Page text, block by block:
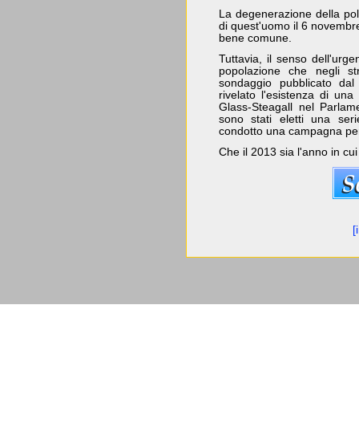
La degenerazione della
di quest'uomo il 6
bene comune.
Tuttavia, il senso
popolazione che negli
sondaggio pubblicato
rivelato l'esistenza di
Glass-Steagall nel
sono stati eletti una
condotto una campagna
Che il 2013 sia l'anno in